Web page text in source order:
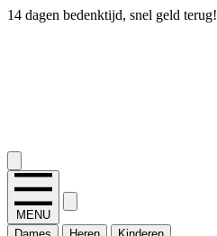
14 dagen bedenktijd, snel geld terug!
MENU